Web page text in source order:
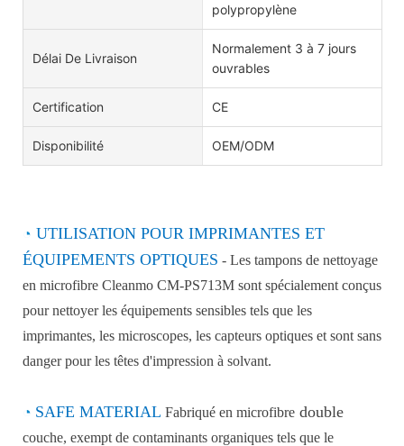
polypropylène
Délai De Livraison
Normalement 3 à 7 jours
ouvrables
Certification CE
Disponibilité OEM/ODM
◔ UTILISATION POUR IMPRIMANTES ET
ÉQUIPEMENTS OPTIQUES - Les tampons de nettoyage
en microfibre Cleanmo CM-PS713M sont spécialement conçus
pour nettoyer les équipements sensibles tels que les
imprimantes, les microscopes, les capteurs optiques et sont sans
danger pour les têtes d'impression à solvant.
◔ SAFE MATERIAL Fabriqué en microfibre double
couche, exempt de contaminants organiques tels que le